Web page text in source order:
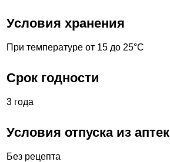
Условия хранения
При температуре от 15 до 25°С
Срок годности
3 года
Условия отпуска из аптек
Без рецепта